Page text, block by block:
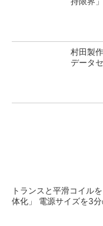
村田製
データ
トランスと平滑コイル
体化」 電源サイズを3分